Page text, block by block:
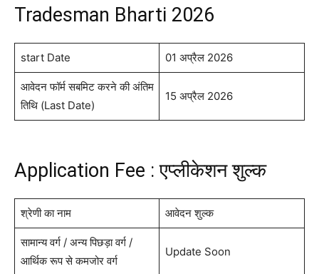
Tradesman Bharti 2026
start Date 01 अप्रैल 2026
आवेदन फॉर्म सबमिट करने की अंतिम
तिथि (Last Date)
15 अप्रैल 2026
Application Fee : एप्लीकेशन शुल्क
श्रेणी का नाम आवेदन शुल्क
सामान्य वर्ग / अन्य पिछड़ा वर्ग /
आर्थिक रूप से कमजोर वर्ग
Update Soon